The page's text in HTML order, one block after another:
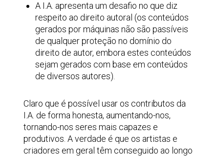
A I.A. apresenta um desafio no que diz
respeito ao direito autoral (os conteúdos
gerados por máquinas não são passíveis
de qualquer proteção no domínio do
direito de autor, embora estes conteúdos
sejam gerados com base em conteúdos
de diversos autores).
Claro que é possível usar os contributos da
I.A. de forma honesta, aumentando-nos,
tornando-nos seres mais capazes e
produtivos. A verdade é que os artistas e
criadores em geral têm conseguido ao longo